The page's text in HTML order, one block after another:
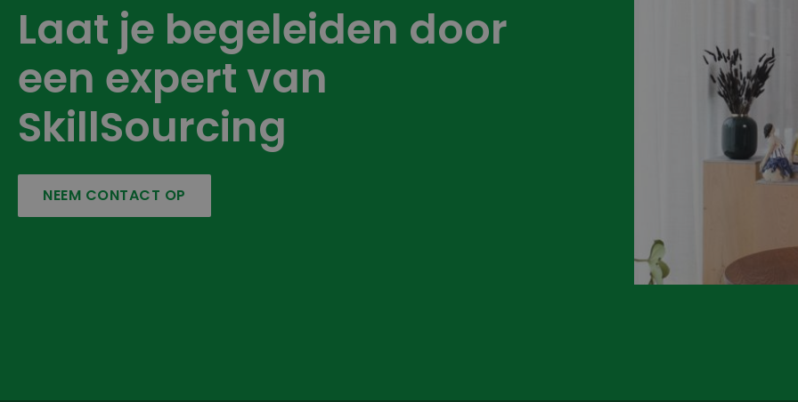
Laat je begeleiden door
een expert van
SkillSourcing
NEEM CONTACT OP